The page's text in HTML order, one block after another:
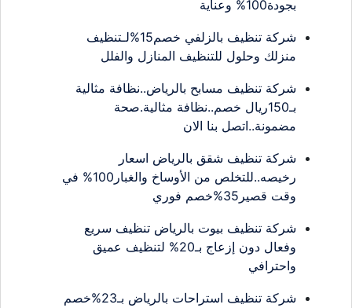
بجودة100% وعناية
شركة تنظيف بالزلفي خصم15%لـتنظيف
منزلك وحلول للتنظيف المنازل والفلل
شركة تنظيف مسابح بالرياض..نظافة مثالية
بـ150ريال خصم..نظافة مثالية.صحة
مضمونة..اتصل بنا الان
شركة تنظيف شقق بالرياض اسعار
رخيصه..للتخلص من الأوساخ والغبار100% في
وقت قصير35%خصم فوري
شركة تنظيف بيوت بالرياض تنظيف سريع
وفعال دون إزعاج بـ20% لتنظيف عميق
واحترافي
شركة تنظيف استراحات بالرياض بـ23%خصم